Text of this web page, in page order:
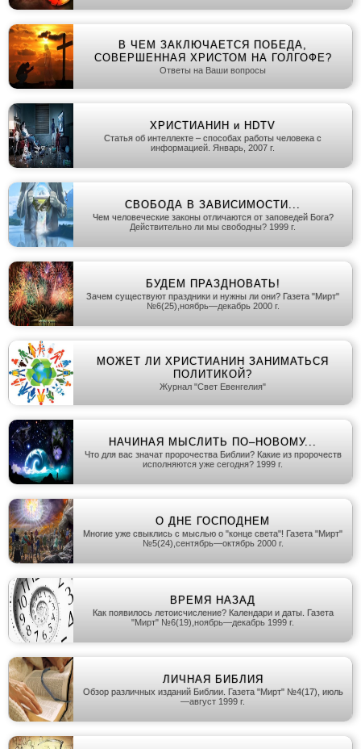
В ЧЕМ ЗАКЛЮЧАЕТСЯ ПОБЕДА,
СОВЕРШЕННАЯ ХРИСТОМ НА ГОЛГОФЕ?
Ответы на Ваши вопросы
ХРИСТИАНИН и HDTV
Статья об интеллекте – способах работы человека с
информацией. Январь, 2007 г.
СВОБОДА В ЗАВИСИМОСТИ...
Чем человеческие законы отличаются от заповедей Бога?
Действительно ли мы свободны? 1999 г.
БУДЕМ ПРАЗДНОВАТЬ!
Зачем существуют праздники и нужны ли они? Газета "Мирт"
№6(25),ноябрь—декабрь 2000 г.
МОЖЕТ ЛИ ХРИСТИАНИН ЗАНИМАТЬСЯ
ПОЛИТИКОЙ?
Журнал "Свет Евенгелия"
НАЧИНАЯ МЫСЛИТЬ ПО–НОВОМУ...
Что для вас значат пророчества Библии? Какие из пророчеств
исполняются уже сегодня? 1999 г.
О ДНЕ ГОСПОДНЕМ
Многие уже свыклись с мыслью о "конце света"! Газета "Мирт"
№5(24),сентябрь—октябрь 2000 г.
ВРЕМЯ НАЗАД
Как появилось летоисчисление? Календари и даты. Газета
"Мирт" №6(19),ноябрь—декабрь 1999 г.
ЛИЧНАЯ БИБЛИЯ
Обзор различных изданий Библии. Газета "Мирт" №4(17), июль
—август 1999 г.